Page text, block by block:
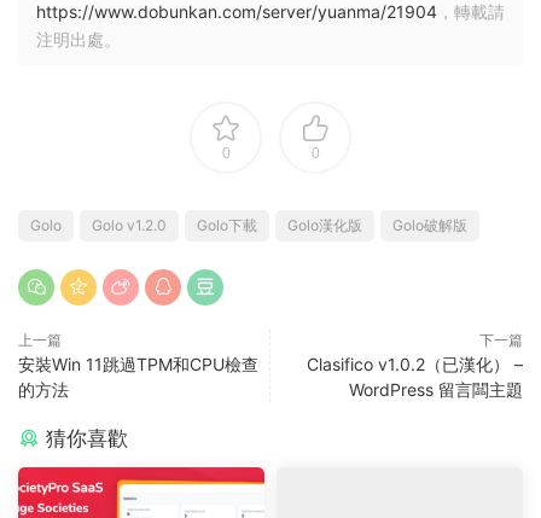
https://www.dobunkan.com/server/yuanma/21904 ，轉載請
注明出處。
0 0
Golo Golo v1.2.0 Golo下載 Golo漢化版 Golo破解版
上一篇
安裝Win 11跳過TPM和CPU檢查
的方法
下一篇
Clasifico v1.0.2（已漢化） –
WordPress 留言闆主題
猜你喜歡